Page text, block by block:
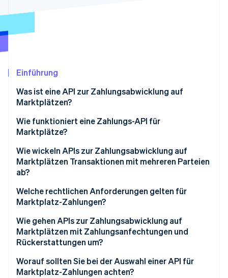
Erfahren Sie, wie Stripe Lösungen für die
Jetzt ansehen
Einführung
Was ist eine API zur Zahlungsabwicklung auf
Marktplätzen?
Wie funktioniert eine Zahlungs-API für
Marktplätze?
Wie wickeln APIs zur Zahlungsabwicklung auf
Marktplätzen Transaktionen mit mehreren Parteien
ab?
Welche rechtlichen Anforderungen gelten für
Marktplatz-Zahlungen?
KYC-Prüfung (Know Your Customer) und
Verifizierung von Verkäuferinnen und Verkäufern
Steuerberichterstattung
Wie gehen APIs zur Zahlungsabwicklung auf
Marktplätzen mit Zahlungsanfechtungen und
Rückerstattungen um?
Worauf sollten Sie bei der Auswahl einer API für
Marktplatz-Zahlungen achten?